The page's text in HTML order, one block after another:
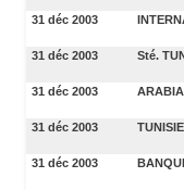
31 déc 2003
31 déc 2003 Sté.
31 déc 2003
31 déc 2003
31 déc 2003